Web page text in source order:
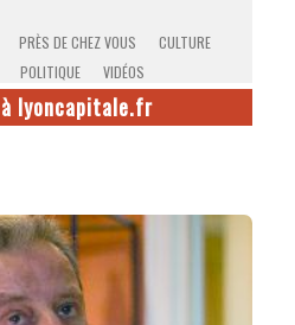
PRÈS DE CHEZ VOUS
CULTURE
POLITIQUE VIDÉOS
à lyoncapitale.fr